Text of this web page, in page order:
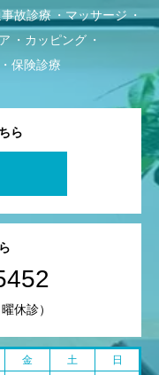
故診療
マッサージ
カッピング
保険診療
ら
休診）
金 土
日